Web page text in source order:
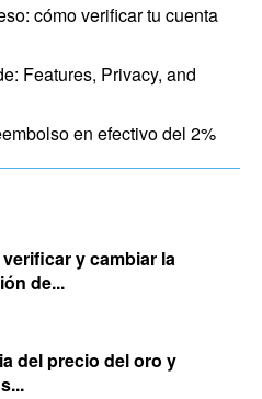
cómo verificar tu cuenta
Features, Privacy, and
en efectivo del 2%
y cambiar la
de...
del precio del oro y